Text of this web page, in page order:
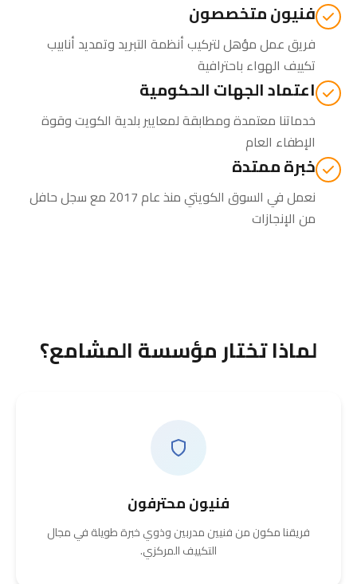
فنيون متخصصون
فريق عمل مؤهل لتركيب أنظمة التبريد وتمديد أنابيب
تكييف الهواء باحترافية
اعتماد الجهات الحكومية
خدماتنا معتمدة ومطابقة لمعايير بلدية الكويت وقوة
الإطفاء العام
خبرة ممتدة
نعمل في السوق الكويتي منذ عام 2017 مع سجل حافل
من الإنجازات
لماذا تختار مؤسسة المشامع؟
فنيون محترفون
فريقنا مكون من فنيين مدربين وذوي خبرة طويلة في مجال
التكييف المركزي.